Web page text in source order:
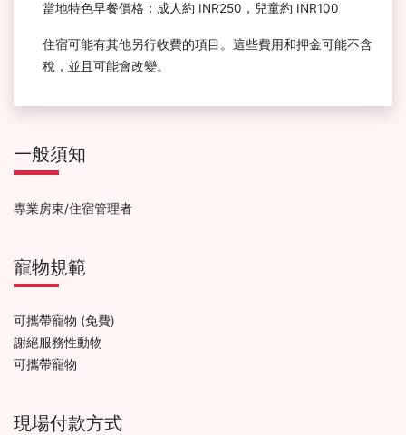
當地特色早餐價格：成人約 INR250，兒童約 INR100
住宿可能有其他另行收費的項目。這些費用和押金可能不含
稅，並且可能會改變。
一般須知
專業房東/住宿管理者
寵物規範
可攜帶寵物 (免費)
謝絕服務性動物
可攜帶寵物
現場付款方式